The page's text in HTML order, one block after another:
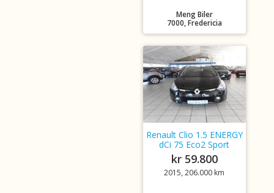
Meng Biler
7000, Fredericia
Renault Clio 1.5 ENERGY
dCi 75 Eco2 Sport
kr 59.800
2015, 206.000 km